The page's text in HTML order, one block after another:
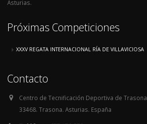
Asturias.
Próximas Competiciones
XXXV REGATA INTERNACIONAL RÍA DE VILLAVICIOSA
Contacto
Centro de Tecnificación Deportiva de Trasona
33468. Trasona. Asturias. España